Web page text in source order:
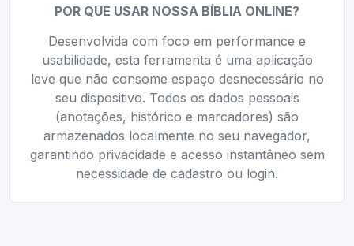
POR QUE USAR NOSSA BÍBLIA ONLINE?
Desenvolvida com foco em performance e
usabilidade, esta ferramenta é uma aplicação
leve que não consome espaço desnecessário no
seu dispositivo. Todos os dados pessoais
(anotações, histórico e marcadores) são
armazenados localmente no seu navegador,
garantindo privacidade e acesso instantâneo sem
necessidade de cadastro ou login.